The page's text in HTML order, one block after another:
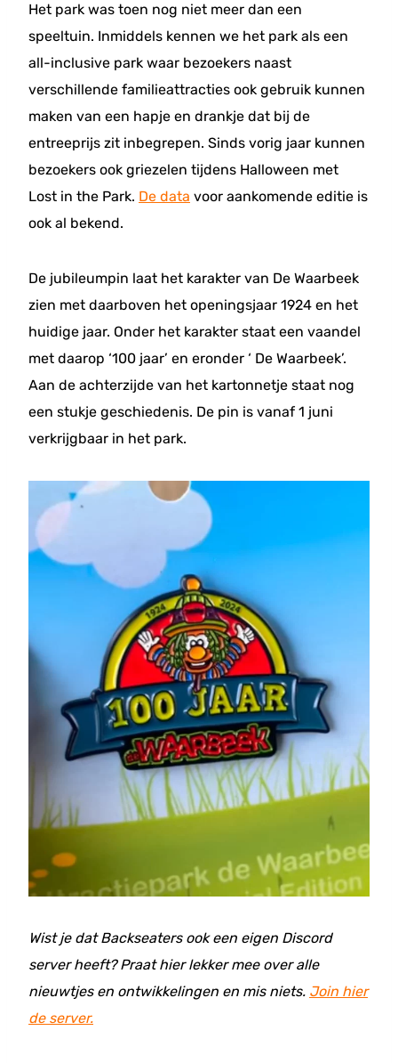
Het park was toen nog niet meer dan een
speeltuin. Inmiddels kennen we het park als een
all-inclusive park waar bezoekers naast
verschillende familieattracties ook gebruik kunnen
maken van een hapje en drankje dat bij de
entreeprijs zit inbegrepen. Sinds vorig jaar kunnen
bezoekers ook griezelen tijdens Halloween met
Lost in the Park. De data voor aankomende editie is
ook al bekend.
De jubileumpin laat het karakter van De Waarbeek
zien met daarboven het openingsjaar 1924 en het
huidige jaar. Onder het karakter staat een vaandel
met daarop ‘100 jaar’ en eronder ‘ De Waarbeek’.
Aan de achterzijde van het kartonnetje staat nog
een stukje geschiedenis. De pin is vanaf 1 juni
verkrijgbaar in het park.
Wist je dat Backseaters ook een eigen Discord
server heeft? Praat hier lekker mee over alle
nieuwtjes en ontwikkelingen en mis niets. Join hier
de server.